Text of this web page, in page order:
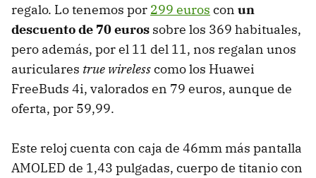
regalo. Lo tenemos por 299 euros con un
descuento de 70 euros sobre los 369 habituales,
pero además, por el 11 del 11, nos regalan unos
auriculares true wirelesscomo los Huawei
FreeBuds 4i, valorados en 79 euros, aunque de
oferta, por 59,99.
Este reloj cuenta con caja de 46mm más pantalla
AMOLED de 1,43 pulgadas, cuerpo de titanio con